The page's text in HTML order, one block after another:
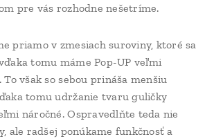
pre vás rozhodne nešetríme.
priamo v zmesiach suroviny, ktoré sa
tomu máme Pop-UP veľmi
však so sebou prináša menšiu
tomu udržanie tvaru guličky
náročné. Ospravedlňte teda nie
ale radšej ponúkame funkčnosť a